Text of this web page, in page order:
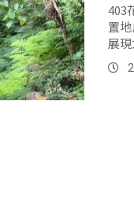
403
置
展